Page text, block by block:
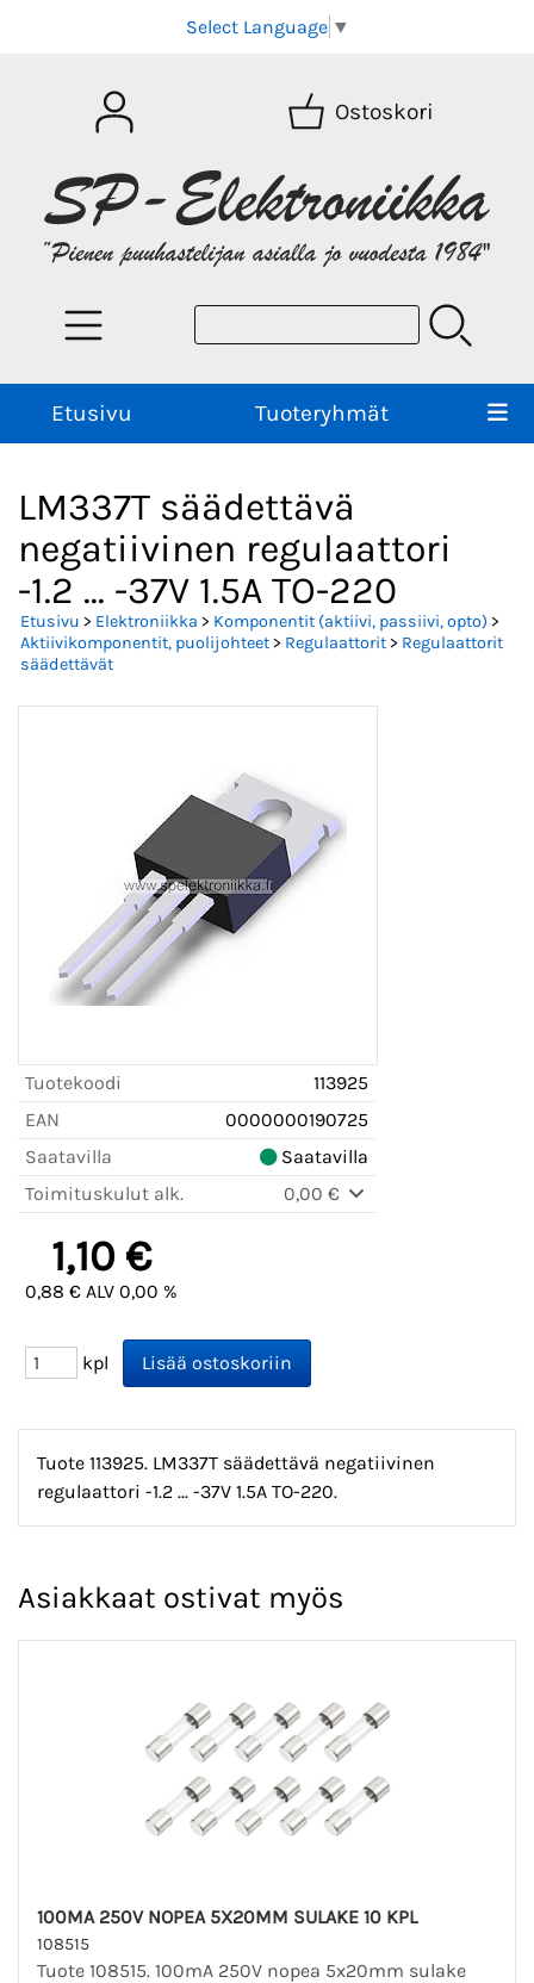
Select Language ▼
Ostoskori
Etusivu Tuoteryhmät
LM337T säädettävä
negatiivinen regulaattori
-1.2 ... -37V 1.5A TO-220
Etusivu > Elektroniikka > Komponentit (aktiivi, passiivi, opto) >
Aktiivikomponentit, puolijohteet> Regulaattorit> Regulaattorit
säädettävät
Tuotekoodi
113925
EAN
0000000190725
Saatavilla
Saatavilla
Toimituskulut alk.
0,00 €
1,10 €
0,88 € ALV 0,00 %
kpl
Tuote 113925. LM337T säädettävä negatiivinen
regulaattori -1.2 ... -37V 1.5A TO-220.
Asiakkaat ostivat myös
100MA 250V NOPEA 5X20MM SULAKE 10 KPL
108515
Tuote 108515. 100mA 250V nopea 5x20mm sulake